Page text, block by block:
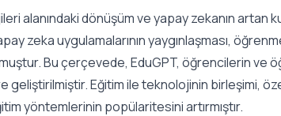
alanındaki dönüşüm ve yapay zekanın artan
zeka uygulamalarının yaygınlaşması,
Bu çerçevede, EduGPT, öğrencilerin ve
geliştirilmiştir. Eğitim ile teknolojinin birleşimi,
yöntemlerinin popülaritesini artırmıştır.